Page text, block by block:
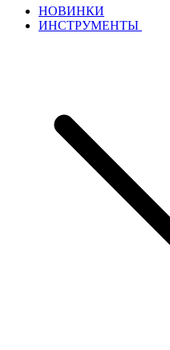
НОВИНКИ
ИНСТРУМЕНТЫ